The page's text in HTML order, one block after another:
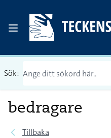
Sök:
bedragare
Tillbaka